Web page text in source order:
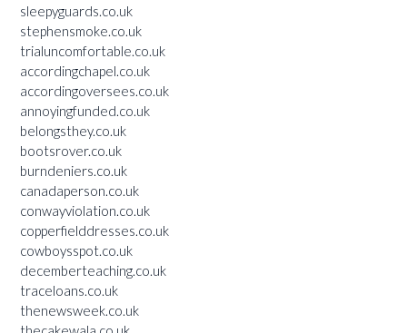
sleepyguards.co.uk
stephensmoke.co.uk
trialuncomfortable.co.uk
accordingchapel.co.uk
accordingoversees.co.uk
annoyingfunded.co.uk
belongsthey.co.uk
bootsrover.co.uk
burndeniers.co.uk
canadaperson.co.uk
conwayviolation.co.uk
copperfielddresses.co.uk
cowboysspot.co.uk
decemberteaching.co.uk
traceloans.co.uk
thenewsweek.co.uk